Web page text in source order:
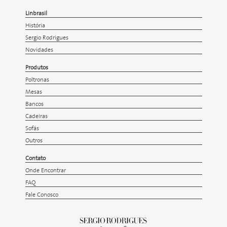
Linbrasil
História
Sergio Rodrigues
Novidades
Produtos
Poltronas
Mesas
Bancos
Cadeiras
Sofás
Outros
Contato
Onde Encontrar
FAQ
Fale Conosco